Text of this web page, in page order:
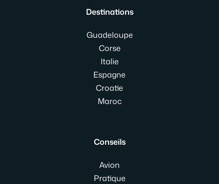
Destinations
Guadeloupe
Corse
Italie
Espagne
Croatie
Maroc
Conseils
Avion
Pratique